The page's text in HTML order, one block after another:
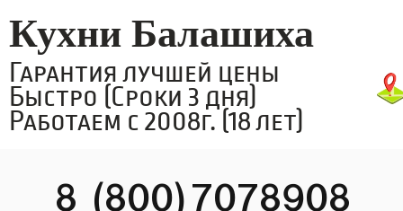
Кухни Балашиха
Гарантия лучшей цены
Быстро (Сроки 3 дня)
Работаем с 2008г. (18 лет)
8 (800)7078908